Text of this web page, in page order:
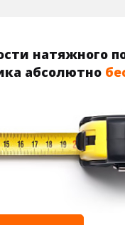
натяжного
абсолютно